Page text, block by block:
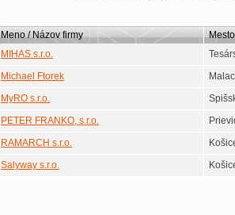
Meno / Názov firmy
MIHAS s.r.o.
Michael Ftorek
MyRO s.r.o.
PETER FRANKO, s.r.o.
RAMARCH s.r.o.
Salyway s.r.o.